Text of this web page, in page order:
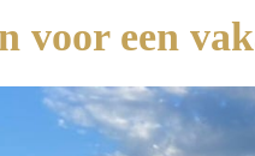
voor een